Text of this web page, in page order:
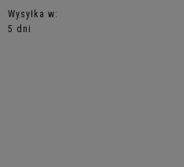
Wysyłka w:
5 dni
kosztów płatności